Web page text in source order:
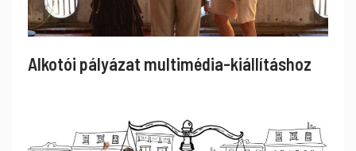
Alkotói pályázat multimédia-kiállításhoz